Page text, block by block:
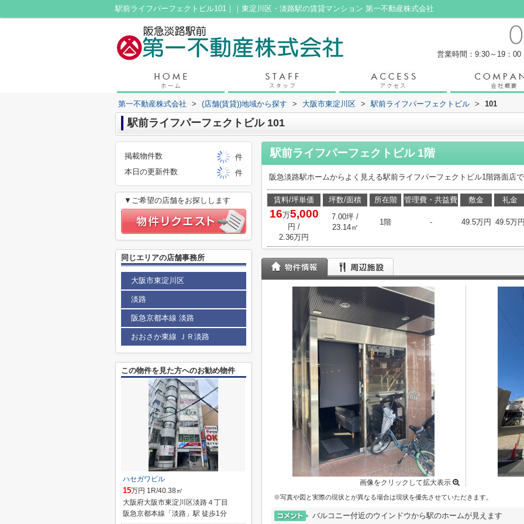
駅前ライフパーフェクトビル101｜｜東淀川区・淡路駅の賃貸マンション 第一不動産株式会社
営業時間：9:30～19：00
第一不動産株式会社 > (店舗(賃貸))地域から探す > 大阪市東淀川区 > 駅前ライフパーフェクトビル > 101
駅前ライフパーフェクトビル 101
駅前ライフパーフェクトビル 1階
阪急淡路駅ホームからよく見える駅前ライフパーフェクトビル1階路面店
賃料/坪単価
16万5,000
円 /
2.36万円
坪数/面積
7.00坪 /
23.14㎡
所在階
1階
管理費・共益費
-
敷金
49.5万円
礼金
49.5万
画像をクリックして拡大表示
※写真や図と実際の現状とが異なる場合は現状を優先させていただきます。
バルコニー付近のウインドウから駅のホームが見えます
掲載物件数
件
本日の更新件数
件
▼ご希望の店舗をお探しします
同じエリアの店舗事務所
大阪市東淀川区
淡路
阪急京都本線 淡路
おおさか東線 ＪＲ淡路
この物件を見た方へのお勧め物件
ハセガワビル
15万円 1R/40.38㎡
大阪府大阪市東淀川区淡路４丁目
阪急京都本線「淡路」駅 徒歩1分